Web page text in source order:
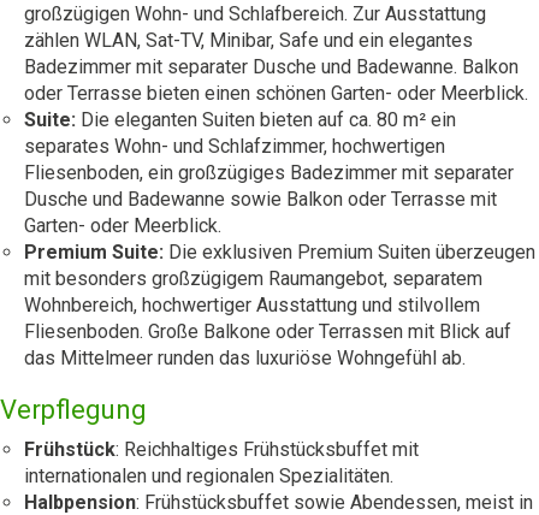
großzügigen Wohn- und Schlafbereich. Zur Ausstattung
zählen WLAN, Sat-TV, Minibar, Safe und ein elegantes
Badezimmer mit separater Dusche und Badewanne. Balkon
oder Terrasse bieten einen schönen Garten- oder Meerblick.
Suite: Die eleganten Suiten bieten auf ca. 80 m² ein
separates Wohn- und Schlafzimmer, hochwertigen
Fliesenboden, ein großzügiges Badezimmer mit separater
Dusche und Badewanne sowie Balkon oder Terrasse mit
Garten- oder Meerblick.
Premium Suite: Die exklusiven Premium Suiten überzeugen
mit besonders großzügigem Raumangebot, separatem
Wohnbereich, hochwertiger Ausstattung und stilvollem
Fliesenboden. Große Balkone oder Terrassen mit Blick auf
das Mittelmeer runden das luxuriöse Wohngefühl ab.
Verpflegung
Frühstück: Reichhaltiges Frühstücksbuffet mit
internationalen und regionalen Spezialitäten.
Halbpension: Frühstücksbuffet sowie Abendessen, meist in